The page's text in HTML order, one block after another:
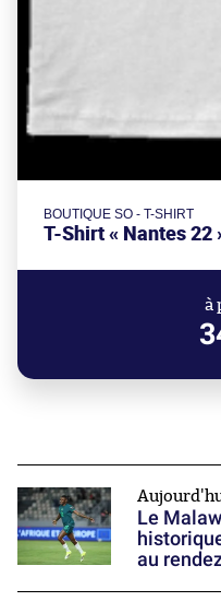
BOUTIQUE SO - T-SHIRT
T-Shirt « Nantes 22
à
Le
au